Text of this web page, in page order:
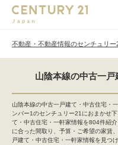
不動産・不動産情報のセンチュリー
山陰本線の中古一
山陰本線の中古一戸建て・中古住宅・
ンバー1のセンチュリー21におまかせ
て・中古住宅・一軒家情報を804件紹
に合った間取り、予算・ご希望の家賃
戸建て・中古住宅・一軒家情報を見つ